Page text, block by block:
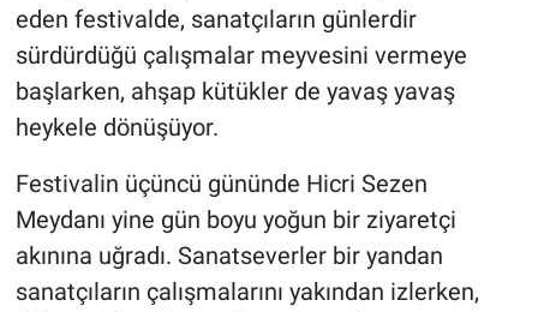
eden festivalde, sanatçıların günlerdir
sürdürdüğü çalışmalar meyvesini vermeye
başlarken, ahşap kütükler de yavaş yavaş
heykele dönüşüyor.
Festivalin üçüncü gününde Hicri Sezen
Meydanı yine gün boyu yoğun bir ziyaretçi
akınına uğradı. Sanatseverler bir yandan
sanatçıların çalışmalarını yakından izlerken,
Bilim ve Teknoloji